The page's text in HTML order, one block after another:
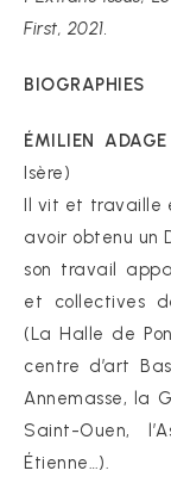
First, 2021.
BIOGRAPHIES
ÉMILIEN ADAGE
Isère)
Il vit et travaille
avoir obtenu un
son travail
et collectives
(La Halle de
centre d’art
Annemasse, la
Saint-Ouen,
Étienne…).